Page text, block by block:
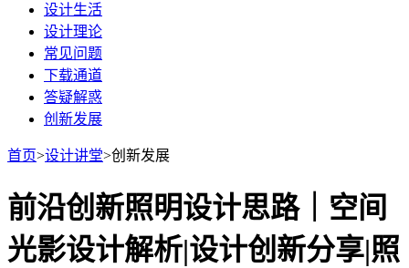
设计生活
设计理论
常见问题
下载通道
答疑解惑
创新发展
首页>设计讲堂>创新发展
前沿创新照明设计思路｜空间
光影设计解析|设计创新分享|照